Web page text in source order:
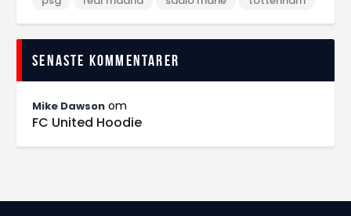
Senaste kommentarer
Mike Dawson om
FC United Hoodie